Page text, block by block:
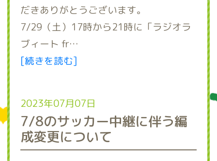
だきありがとうございます。
7/29（土）17時から21時に「ラジオラ
ブィート fr…
[続きを読む]
2023年07月07日
7/8のサッカー中継に伴う編
成変更について